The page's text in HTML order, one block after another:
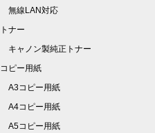
無線LAN対応
トナー
キャノン製純正トナー
コピー用紙
A3コピー用紙
A4コピー用紙
A5コピー用紙